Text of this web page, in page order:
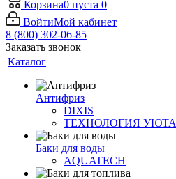
Корзина0 пуста 0
ВойтиМой кабинет
8 (800) 302-06-85
Заказать звонок
Каталог
Антифриз
DIXIS
ТЕХНОЛОГИЯ УЮТА
Баки для воды
AQUATECH